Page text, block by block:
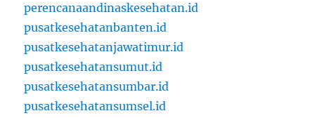
perencanaandinaskesehatan.id
pusatkesehatanbanten.id
pusatkesehatanjawatimur.id
pusatkesehatansumut.id
pusatkesehatansumbar.id
pusatkesehatansumsel.id